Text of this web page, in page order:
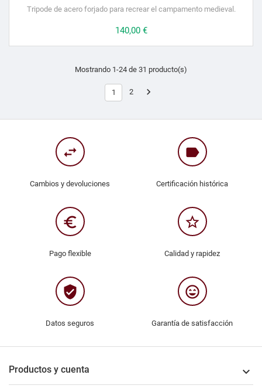
Tripode de acero forjado para recrear el campamento medieval.
Precio
140,00 €
Mostrando 1-24 de 31 producto(s)
1 2 
swap_horiz
Cambios y devoluciones
label
Certificación histórica
euro_symbol
Pago flexible
star_border
Calidad y rapidez
verified_user
Datos seguros
sentiment_very_satisfied
Garantía de satisfacción
Productos y cuenta 